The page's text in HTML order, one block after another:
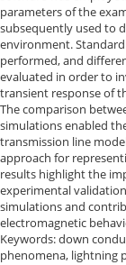
parameters of the
subsequently used to
environment.
performed, and
evaluated in order to
transient response of
The comparison
simulations enabled
transmission line
approach for
results highlight the
experimental
simulations and
electromagnetic
Keywords: down
phenomena, lightning